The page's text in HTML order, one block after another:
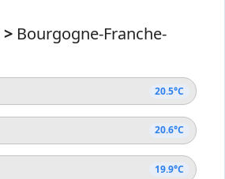
> Bourgogne-Franche-
20.5°C
20.6°C
19.9°C